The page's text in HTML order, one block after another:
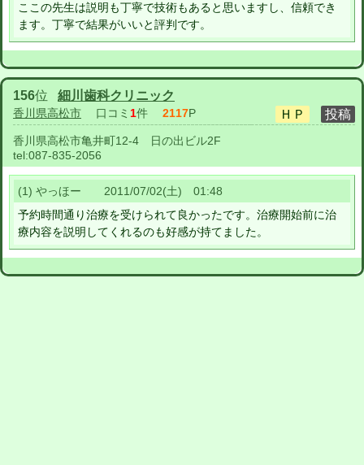
ここの先生は説明も丁寧で技術もあると思いますし、信頼でき
ます。丁寧で結果がいいと評判です。
156位 細川歯科クリニック
香川県高松市 口コミ 1件 2117P
香川県高松市亀井町12-4 日の出ビル2F
tel:087-835-2056
(1) やっほー 2011/07/02(土) 01:48
予約時間通り治療を受けられて良かったです。治療開始前に治
療内容を説明してくれるのも好感が持てました。